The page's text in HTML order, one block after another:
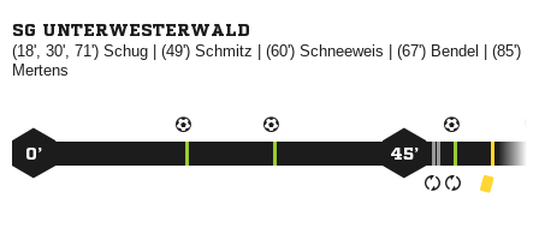
SG UNTERWESTERWALD
(18', 30', 71')  | (49')  | (60')  | (67') 
| (85')

0’ 45’